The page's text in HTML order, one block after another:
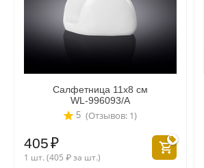
Салфетница 11x8 см
WL‑996093/A
(Отзывов: 1)
5
405₽
1 шт. (405 ₽за шт.)